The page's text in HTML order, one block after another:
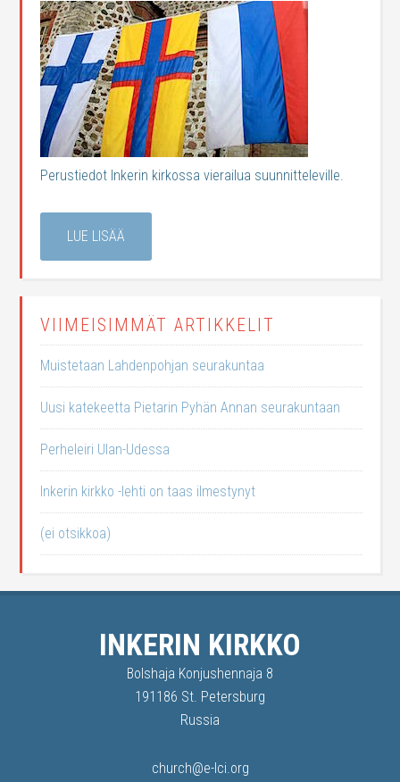
Perustiedot Inkerin kirkossa vierailua suunnitteleville.
LUE LISÄÄ
VIIMEISIMMÄT ARTIKKELIT
Muistetaan Lahdenpohjan seurakuntaa
Uusi katekeetta Pietarin Pyhän Annan seurakuntaan
Perheleiri Ulan-Udessa
Inkerin kirkko -lehti on taas ilmestynyt
(ei otsikkoa)
INKERIN KIRKKO
Bolshaja Konjushennaja 8
191186 St. Petersburg
Russia
church@e-lci.org